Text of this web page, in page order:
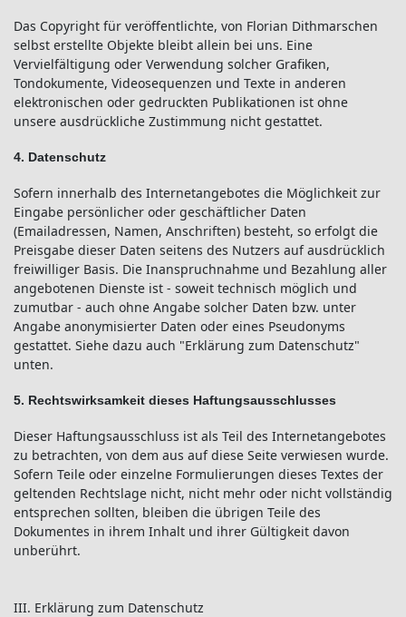
Das Copyright für veröffentlichte, von Florian Dithmarschen
selbst erstellte Objekte bleibt allein bei uns. Eine
Vervielfältigung oder Verwendung solcher Grafiken,
Tondokumente, Videosequenzen und Texte in anderen
elektronischen oder gedruckten Publikationen ist ohne
unsere ausdrückliche Zustimmung nicht gestattet.
4. Datenschutz
Sofern innerhalb des Internetangebotes die Möglichkeit zur
Eingabe persönlicher oder geschäftlicher Daten
(Emailadressen, Namen, Anschriften) besteht, so erfolgt die
Preisgabe dieser Daten seitens des Nutzers auf ausdrücklich
freiwilliger Basis. Die Inanspruchnahme und Bezahlung aller
angebotenen Dienste ist - soweit technisch möglich und
zumutbar - auch ohne Angabe solcher Daten bzw. unter
Angabe anonymisierter Daten oder eines Pseudonyms
gestattet. Siehe dazu auch "Erklärung zum Datenschutz"
unten.
5. Rechtswirksamkeit dieses Haftungsausschlusses
Dieser Haftungsausschluss ist als Teil des Internetangebotes
zu betrachten, von dem aus auf diese Seite verwiesen wurde.
Sofern Teile oder einzelne Formulierungen dieses Textes der
geltenden Rechtslage nicht, nicht mehr oder nicht vollständig
entsprechen sollten, bleiben die übrigen Teile des
Dokumentes in ihrem Inhalt und ihrer Gültigkeit davon
unberührt.
III. Erklärung zum Datenschutz